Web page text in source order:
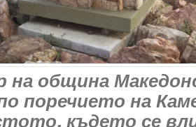
на община
поречието на
където се